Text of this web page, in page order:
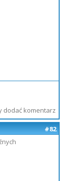
dodać komentarz
#82